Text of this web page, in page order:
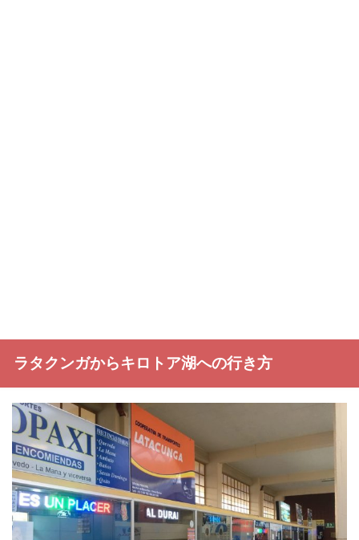
ラタクンガからキロトア湖への行き方